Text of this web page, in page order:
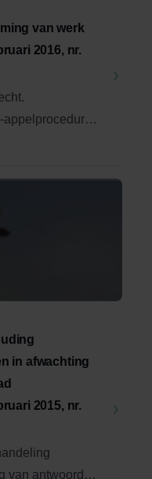
van werk
2016, nr.
appelprocedure;
in afwachting
2015, nr.
van antwoord